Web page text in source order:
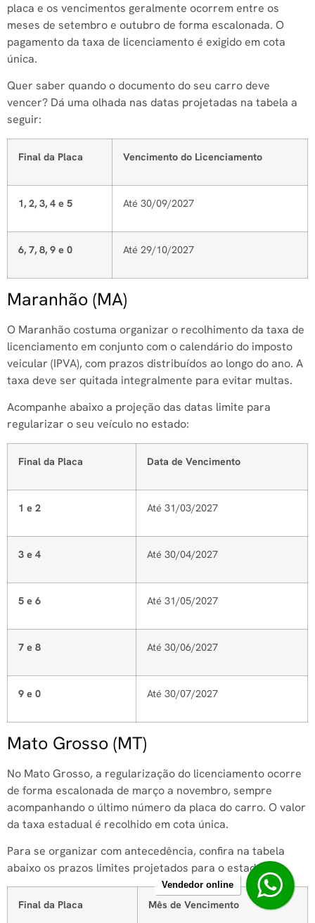
placa e os vencimentos geralmente ocorrem entre os
meses de setembro e outubro de forma escalonada. O
pagamento da taxa de licenciamento é exigido em cota
única.
Quer saber quando o documento do seu carro deve
vencer? Dá uma olhada nas datas projetadas na tabela a
seguir:
Final da Placa Vencimento do Licenciamento
1, 2, 3, 4 e 5 Até 30/09/2027
6, 7, 8, 9 e 0 Até 29/10/2027
Maranhão (MA)
O Maranhão costuma organizar o recolhimento da taxa de
licenciamento em conjunto com o calendário do imposto
veicular (IPVA), com prazos distribuídos ao longo do ano. A
taxa deve ser quitada integralmente para evitar multas.
Acompanhe abaixo a projeção das datas limite para
regularizar o seu veículo no estado:
Final da Placa Data de Vencimento
1 e 2 Até 31/03/2027
3 e 4 Até 30/04/2027
5 e 6 Até 31/05/2027
7 e 8 Até 30/06/2027
9 e 0 Até 30/07/2027
Mato Grosso (MT)
No Mato Grosso, a regularização do licenciamento ocorre
de forma escalonada de março a novembro, sempre
acompanhando o último número da placa do carro. O valor
da taxa estadual é recolhido em cota única.
Para se organizar com antecedência, confira na tabela
abaixo os prazos limites projetados para o estado:
Final da Placa Mês de Vencimento
Vendedor online